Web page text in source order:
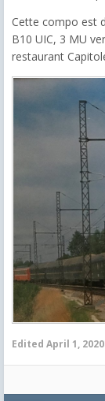
Cette compo est
B10 UIC, 3 MU
restaurant
Edited April 1, 2020